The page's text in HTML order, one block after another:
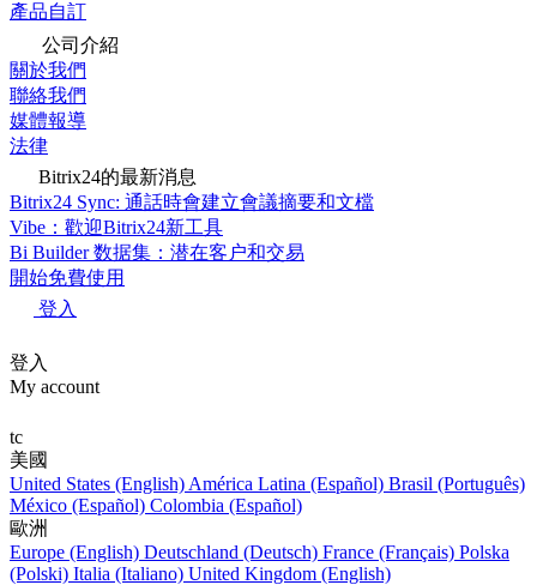
產品自訂
公司介紹
關於我們
聯絡我們
媒體報導
法律
Bitrix24的最新消息
Bitrix24 Sync: 通話時會建立會議摘要和文檔
Vibe：歡迎Bitrix24新工具
Bi Builder 数据集：潜在客户和交易
開始免費使用
登入
登入
My account
tc
美國
United States (English) América Latina (Español) Brasil (Português)
México (Español) Colombia (Español)
歐洲
Europe (English) Deutschland (Deutsch) France (Français) Polska
(Polski) Italia (Italiano) United Kingdom (English)